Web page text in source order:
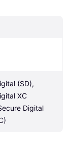
(SD),
XC
Digital